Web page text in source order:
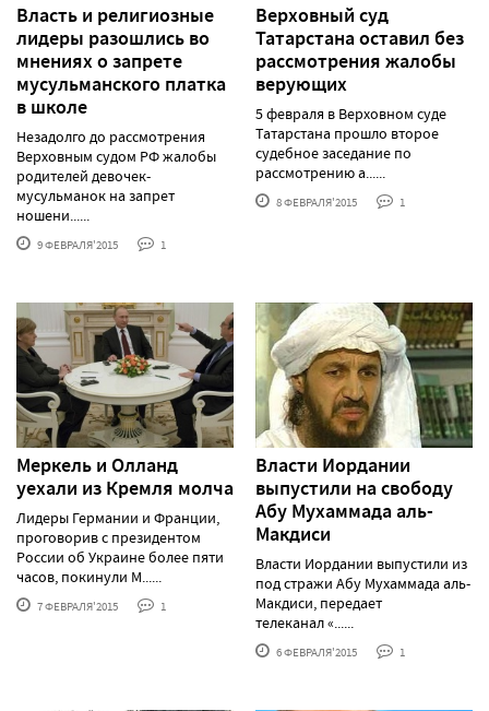
Власть и религиозные
лидеры разошлись во
мнениях о запрете
мусульманского платка
в школе
Незадолго до рассмотрения
Верховным судом РФ жалобы
родителей девочек-
мусульманок на запрет
ношени......
9 ФЕВРАЛЯ'2015 1
Верховный суд
Татарстана оставил без
рассмотрения жалобы
верующих
5 февраля в Верховном суде
Татарстана прошло второе
судебное заседание по
рассмотрению а......
8 ФЕВРАЛЯ'2015 1
Меркель и Олланд
уехали из Кремля молча
Лидеры Германии и Франции,
проговорив с президентом
России об Украине более пяти
часов, покинули М......
7 ФЕВРАЛЯ'2015 1
Власти Иордании
выпустили на свободу
Абу Мухаммада аль-
Макдиси
Власти Иордании выпустили из
под стражи Абу Мухаммада аль-
Макдиси, передает
телеканал «......
6 ФЕВРАЛЯ'2015 1